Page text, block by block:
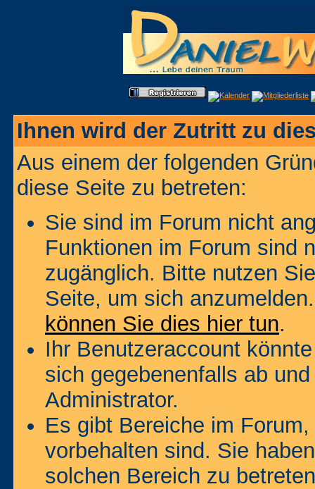
Ihnen wird der Zutritt zu
Aus einem der folgenden
diese Seite zu betreten:
Sie sind im Forum nicht
Funktionen im Forum sind
zugänglich. Bitte nutzen
Seite, um sich
können Sie dies hier tun.
Ihr Benutzeraccount
sich gegebenenfalls ab
Administrator.
Es gibt Bereiche im
vorbehalten sind. Sie
solchen Bereich zu